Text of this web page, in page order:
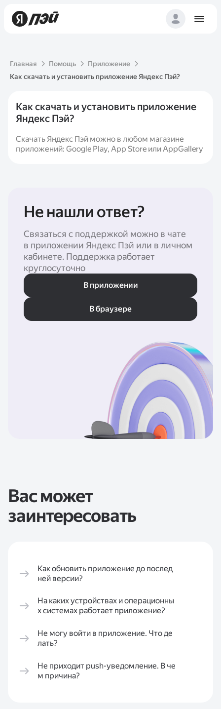
Главная Помощь
Приложение
Как скачать и установить приложение Яндекс Пэй?
Как скачать и установить приложение
Яндекс Пэй?
Скачать Яндекс Пэй можно в любом магазине
приложений: Google Play, App Store или AppGallery
Не нашли ответ?
Связаться с поддержкой можно в чате
в приложении Яндекс Пэй или в личном
кабинете. Поддержка работает
круглосуточно
В приложении
В браузере
Вас может
заинтересовать
Как обновить приложение до послед
ней версии?
На каких устройствах и операционны
х системах работает приложение?
Не могу войти в приложение. Что де
лать?
Не приходит push-уведомление. В че
м причина?